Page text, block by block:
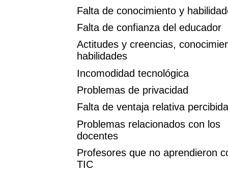
Falta de conocimiento y
Falta de confianza del educador
Actitudes y creencias,
habilidades
Incomodidad tecnológica
Problemas de privacidad
Falta de ventaja relativa percibida
Problemas relacionados con los
docentes
Profesores que no aprendieron
TIC